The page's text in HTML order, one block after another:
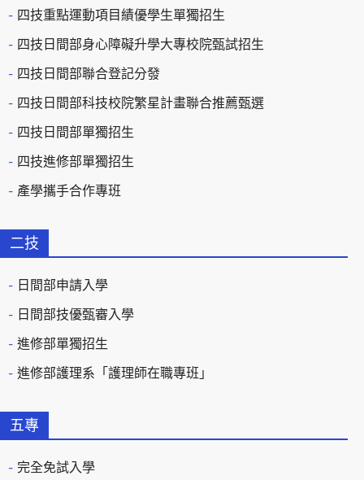
四技重點運動項目績優學生單獨招生
四技日間部身心障礙升學大專校院甄試招生
四技日間部聯合登記分發
四技日間部科技校院繁星計畫聯合推薦甄選
四技日間部單獨招生
四技進修部單獨招生
產學攜手合作專班
二技
日間部申請入學
日間部技優甄審入學
進修部單獨招生
進修部護理系「護理師在職專班」
五專
完全免試入學